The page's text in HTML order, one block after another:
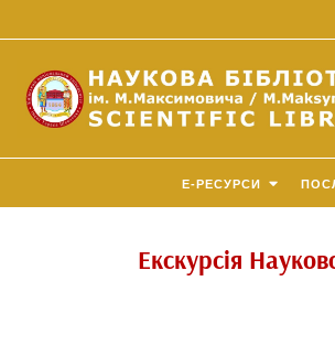
E-РЕСУРСИ
Екскурсія